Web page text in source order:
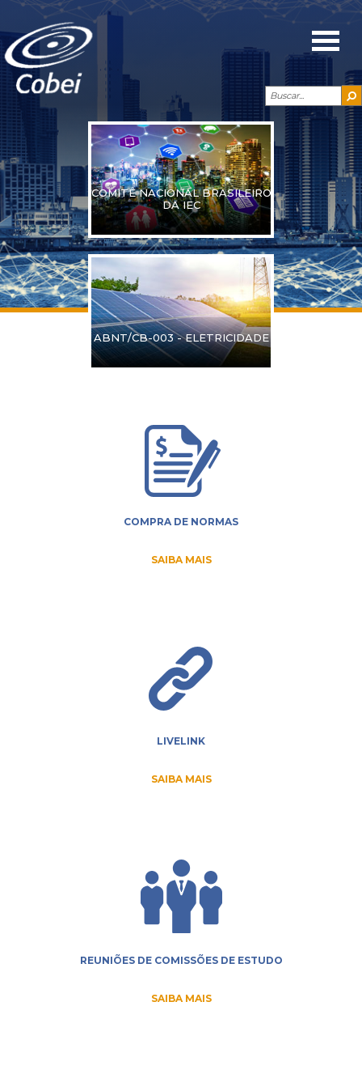
COMITÊ NACIONAL BRASILEIRO
DA IEC
ABNT/CB-003 - ELETRICIDADE
COMPRA DE NORMAS
SAIBA MAIS
LIVELINK
SAIBA MAIS
REUNIÕES DE COMISSÕES DE ESTUDO
SAIBA MAIS